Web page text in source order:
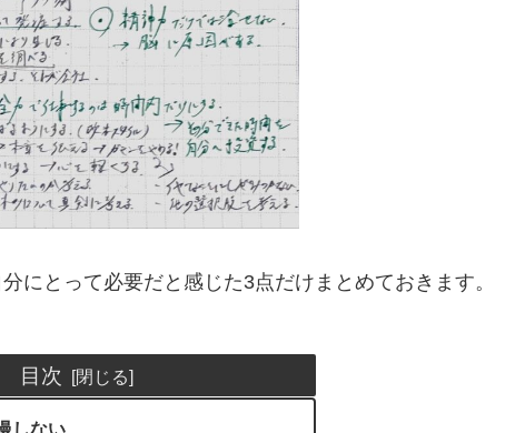
にとって必要だと感じた3点だけまとめておきます。
目次